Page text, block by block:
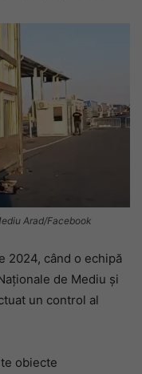
Arad/Facebook
2024, când o echipă
de Mediu și
un control al
obiecte